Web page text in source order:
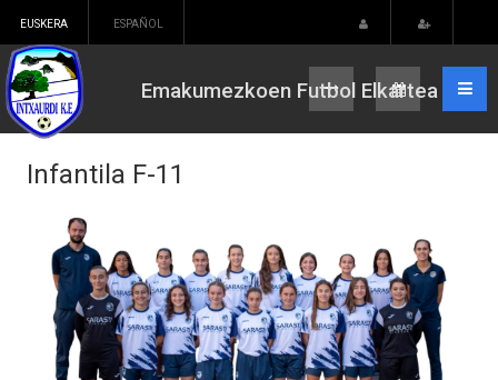
EUSKERA ESPAÑOL
Emakumezkoen Futbol Elkartea
Infantila F-11